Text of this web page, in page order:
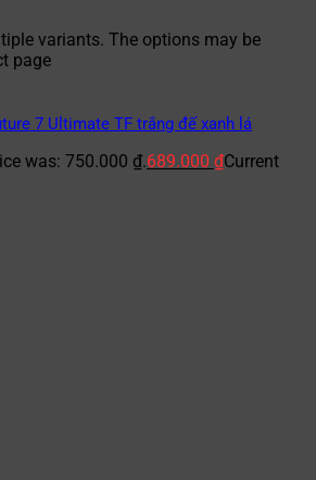
variants. The options may be
page
7 Ultimate TF trắng đế xanh lá
was: 750.000 ₫.689.000 ₫Current